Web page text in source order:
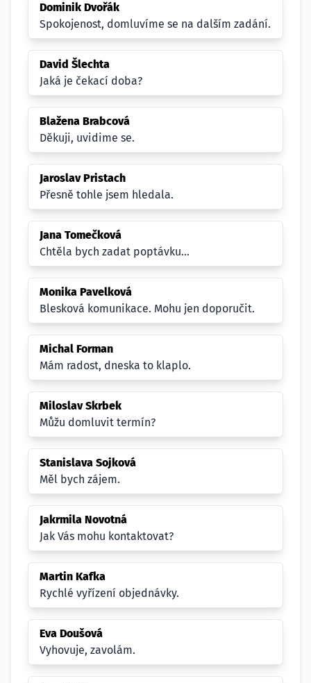
Dominik Dvořák
Spokojenost, domluvíme se na dalším zadání.
David Šlechta
Jaká je čekací doba?
Blažena Brabcová
Děkuji, uvidime se.
Jaroslav Pristach
Přesně tohle jsem hledala.
Jana Tomečková
Chtěla bych zadat poptávku...
Monika Pavelková
Blesková komunikace. Mohu jen doporučit.
Michal Forman
Mám radost, dneska to klaplo.
Miloslav Skrbek
Můžu domluvit termín?
Stanislava Sojková
Měl bych zájem.
Jakrmila Novotná
Jak Vás mohu kontaktovat?
Martin Kafka
Rychlé vyřízení objednávky.
Eva Doušová
Vyhovuje, zavolám.